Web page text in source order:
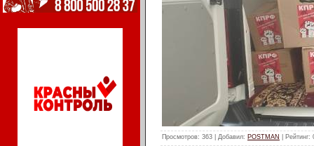
Просмотров: 363 | Добавил: POSTMAN Рейтинг: